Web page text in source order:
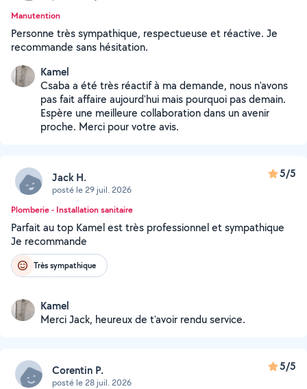
Manutention
Personne très sympathique, respectueuse et réactive. Je
recommande sans hésitation.
Kamel
Csaba a été très réactif à ma demande, nous n'avons
pas fait affaire aujourd'hui mais pourquoi pas demain.
Espère une meilleure collaboration dans un avenir
proche. Merci pour votre avis.
Jack H.
posté le 29 juil. 2026
5/5
Plomberie - Installation sanitaire
Parfait au top Kamel est très professionnel et sympathique
Je recommande
Très sympathique
Kamel
Merci Jack, heureux de t'avoir rendu service.
Corentin P.
posté le 28 juil. 2026
5/5